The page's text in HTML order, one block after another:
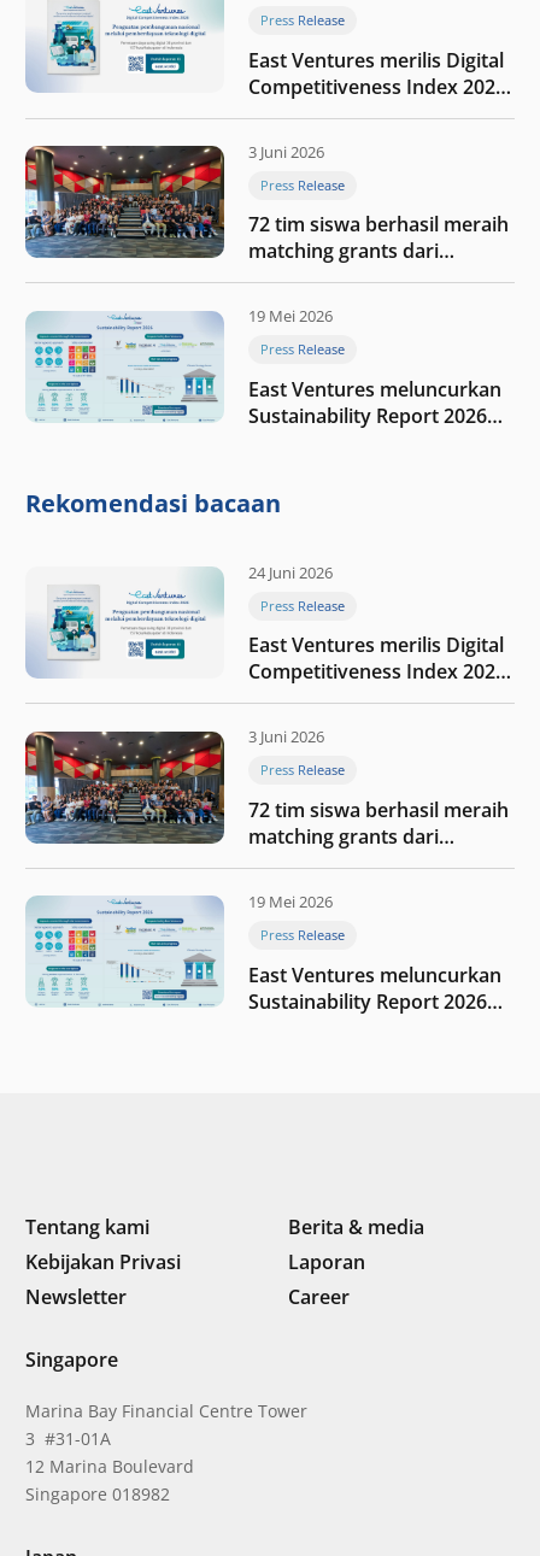
Press Release
East Ventures merilis Digital
Competitiveness Index 2026,
menyoroti fase transformasi
digital Indonesia selanjutnya
3 Juni 2026
Press Release
72 tim siswa berhasil meraih
matching grants dari
program My First $1000
19 Mei 2026
Press Release
East Ventures meluncurkan
Sustainability Report 2026
nilai melalui kedisiplinan”
Rekomendasi bacaan
24 Juni 2026
Press Release
East Ventures merilis Digital
Competitiveness Index 2026,
menyoroti fase transformasi
digital Indonesia selanjutnya
3 Juni 2026
Press Release
72 tim siswa berhasil meraih
matching grants dari
program My First $1000
19 Mei 2026
Press Release
East Ventures meluncurkan
Sustainability Report 2026
Tentang kami
Berita & media
Kebijakan Privasi
Laporan
Newsletter
Career
Singapore
Marina Bay Financial Centre Tower
3 #31-01A
12 Marina Boulevard
Singapore 018982